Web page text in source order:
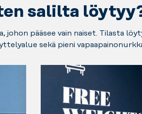
salilta
johon pääsee vain naiset. Tilasta
sekä pieni